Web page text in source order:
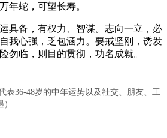
蛇，可望长寿。
备，有权力、智谋。志向一立，必
我心强，乏包涵力。要戒坚刚，诱发
勿临，则目的贯彻，功名成就。
代表36-48岁的中年运势以及社交、朋友、工